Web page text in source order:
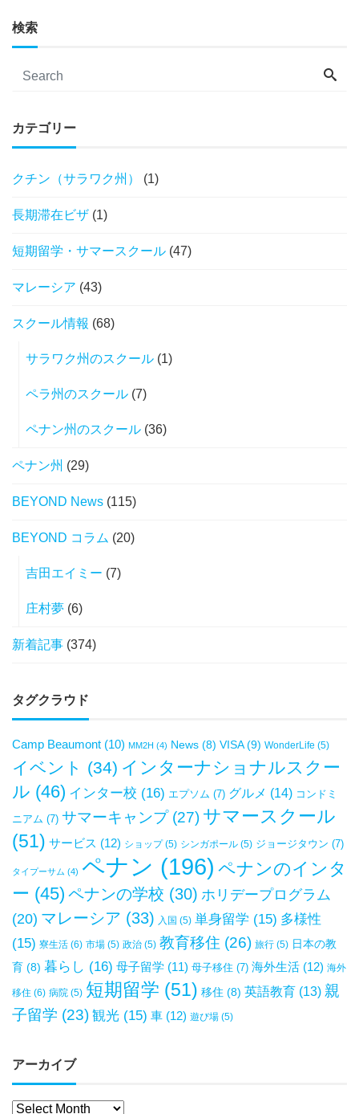
検索
カテゴリー
クチン（サラワク州） (1)
長期滞在ビザ (1)
短期留学・サマースクール (47)
マレーシア (43)
スクール情報 (68)
サラワク州のスクール (1)
ペラ州のスクール (7)
ペナン州のスクール (36)
ペナン州 (29)
BEYOND News (115)
BEYOND コラム (20)
吉田エイミー (7)
庄村夢 (6)
新着記事 (374)
タグクラウド
Camp Beaumont (10) MM2H (4) News (8) VISA(9) WonderLife (5)
イベント (34) インターナショナルスクー
ル (46) インター校 (16) エプソム (7) グルメ (14) コンドミ
ニアム (7) サマーキャンプ(27) サマースクール
(51) サービス (12) ショップ(5) シンガポール (5) ジョージタウン (7)
タイプーサム (4) ペナン (196) ペナンのインタ
ー (45) ペナンの学校 (30) ホリデープログラム
(20) マレーシア (33) 入国 (5) 単身留学 (15) 多様性
(15) 寮生活 (6) 市場 (5) 政治 (5) 教育移住 (26) 旅行 (5) 日本の教
育 (8) 暮らし (16) 母子留学 (11) 母子移住 (7) 海外生活 (12) 海外
移住 (6) 病院 (5) 短期留学 (51) 移住 (8) 英語教育 (13) 親
子留学 (23) 観光 (15) 車 (12) 遊び場 (5)
アーカイブ